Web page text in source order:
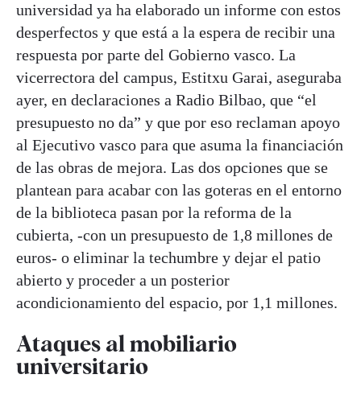
universidad ya ha elaborado un informe con estos
desperfectos y que está a la espera de recibir una
respuesta por parte del Gobierno vasco. La
vicerrectora del campus, Estitxu Garai, aseguraba
ayer, en declaraciones a Radio Bilbao, que “el
presupuesto no da” y que por eso reclaman apoyo
al Ejecutivo vasco para que asuma la financiación
de las obras de mejora. Las dos opciones que se
plantean para acabar con las goteras en el entorno
de la biblioteca pasan por la reforma de la
cubierta, -con un presupuesto de 1,8 millones de
euros- o eliminar la techumbre y dejar el patio
abierto y proceder a un posterior
acondicionamiento del espacio, por 1,1 millones.
Ataques al mobiliario
universitario